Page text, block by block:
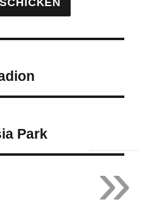
Park
»